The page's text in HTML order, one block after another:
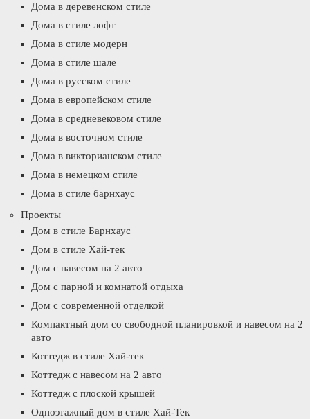
Дома в деревенском стиле
Дома в стиле лофт
Дома в стиле модерн
Дома в стиле шале
Дома в русском стиле
Дома в европейском стиле
Дома в средневековом стиле
Дома в восточном стиле
Дома в викторианском стиле
Дома в немецком стиле
Дома в стиле барнхаус
Проекты
Дом в стиле Барнхаус
Дом в стиле Хай-тек
Дом с навесом на 2 авто
Дом с парной и комнатой отдыха
Дом с современной отделкой
Компактный дом со свободной планировкой и навесом на 2
авто
Коттедж в стиле Хай-тек
Коттедж с навесом на 2 авто
Коттедж с плоской крышей
Одноэтажный дом в стиле Хай-Тек